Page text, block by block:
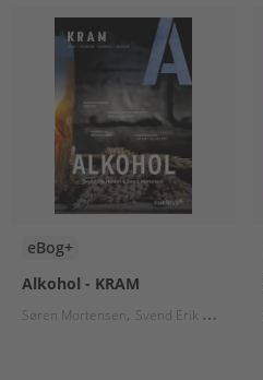
eBog+
Alkohol - KRAM
Søren Mortensen Svend Erik Nielsen